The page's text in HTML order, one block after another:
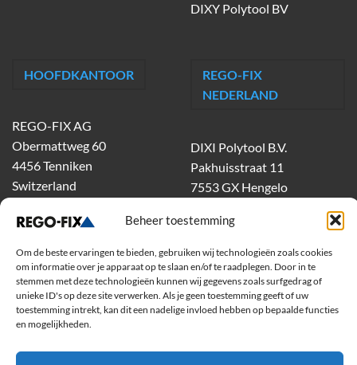
Beheer toestemming
Om de beste ervaringen te bieden, gebruiken wij technologieën zoals cookies
om informatie over je apparaat op te slaan en/of te raadplegen. Door in te
stemmen met deze technologieën kunnen wij gegevens zoals surfgedrag of
unieke ID's op deze site verwerken. Als je geen toestemming geeft of uw
toestemming intrekt, kan dit een nadelige invloed hebben op bepaalde functies
en mogelijkheden.
DIXY Polytool BV
HOOFDKANTOOR
REGO-FIX AG
Obermattweg 60
4456 Tenniken
Switzerland
REGO-FIX
NEDERLAND
DIXI Polytool B.V.
Pakhuisstraat 11
7553 GX Hengelo
dixiholland@dixi.com
www.dixipolytool.com
Volg ons op Youtube
Volg ons op Linkedin